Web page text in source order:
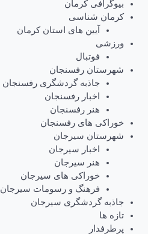
بیوگرافی کرمان
کرمان شناسی
آیین های استان کرمان
ورزشی
فوتبال
شهرستان رفسنجان
جاذبه گردشگری رفسنجان
اخبار رفسنجان
هنر رفسنجان
خوراکی های رفسنجان
شهرستان سیرجان
اخبار سیرجان
هنر سیرجان
خوراکی های سیرجان
فرهنگ و رسومات سیرجان
جاذبه گردشگری سیرجان
تازه ها
پرطرفدار